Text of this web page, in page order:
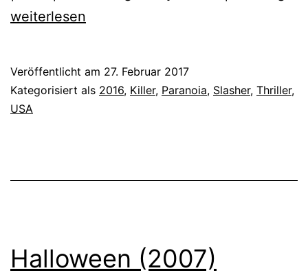
Split
weiterlesen
Veröffentlicht am 27. Februar 2017
Kategorisiert als 2016, Killer, Paranoia, Slasher, Thriller,
USA
Halloween (2007)